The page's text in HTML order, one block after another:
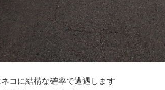
コに結構な確率で遭遇します